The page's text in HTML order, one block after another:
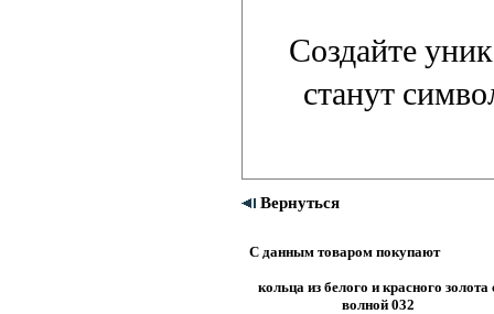
Создайте
станут
Вернуться
С данным товаром покупают
кольца из белого и красного золота
волной 032